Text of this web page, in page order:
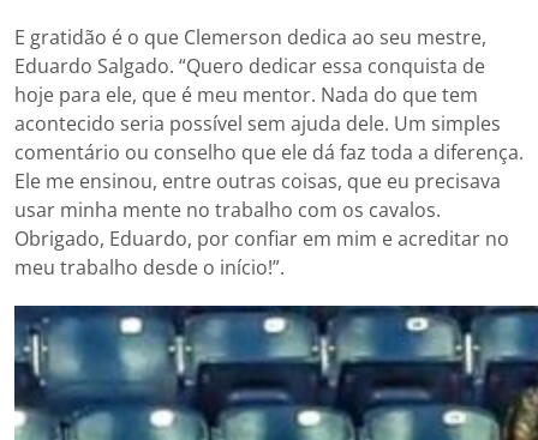
E gratidão é o que Clemerson dedica ao seu mestre,
Eduardo Salgado. “Quero dedicar essa conquista de
hoje para ele, que é meu mentor. Nada do que tem
acontecido seria possível sem ajuda dele. Um simples
comentário ou conselho que ele dá faz toda a diferença.
Ele me ensinou, entre outras coisas, que eu precisava
usar minha mente no trabalho com os cavalos.
Obrigado, Eduardo, por confiar em mim e acreditar no
meu trabalho desde o início!”.